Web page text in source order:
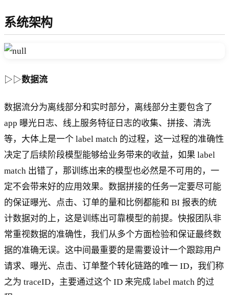
系统架构
▷▷数据流
数据流分为离线部分和实时部分，离线部分主要包含了
app 曝光日志、线上服务特征日志的收集、拼接、清洗
等，大体上是一个 label match 的过程，这一过程的准确性
决定了后续阶段模型能够给业务带来的收益，如果 label
match 出错了，那训练出来的模型也必然是不可用的，一
定不会带来好的应用效果。数据拼接的任务一定要尽可能
的保证曝光、点击、订单的量和比例都能和 BI 报表的统
计数据对的上，这是训练出可靠模型的前提。快报团队非
常重视数据的准确性，我们从多个方面检验和保证最终数
据的准确无误。这中间最重要的是需要设计一个跟踪用户
请求、曝光、点击、订单整个转化链路的唯一 ID，我们称
之为 traceID，主要通过这个 ID 来完成 label match 的过